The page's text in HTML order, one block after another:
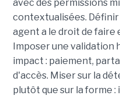
avec des permissions
contextualisées.
agent a le droit de
Imposer une validation
impact : paiement,
d'accès. Miser sur la
plutôt que sur la forme